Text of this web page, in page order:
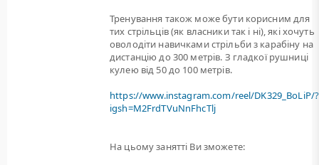
Тренування також може бути корисним для
тих стрільців (як власники так і ні), які хочуть
оволодіти навичками стрільби з карабіну на
дистанцію до 300 метрів. З гладкої рушниці
кулею від 50 до 100 метрів.
https://www.instagram.com/reel/DK329_BoLiP/?
igsh=M2FrdTVuNnFhcTlj
На цьому занятті Ви зможете: